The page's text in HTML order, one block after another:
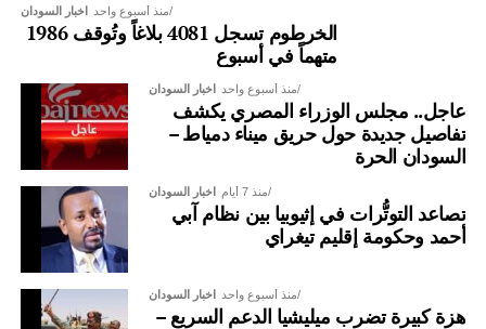
سفير السودان في تركيا في لقاء بحثي بمنصة دراسات الأمن
والسلام
اخبار السودان منذ أسبوع واحد
الخرطوم تسجل 4081 بلاغاً وتُوقف 1986
متهماً في أسبوع
اخبار السودان منذ أسبوع واحد
عاجل.. مجلس الوزراء المصري يكشف
تفاصيل جديدة حول حريق ميناء دمياط –
السودان الحرة
اخبار السودان منذ 7 أيام
تصاعد التوتُّرات في إثيوبيا بين نظام آبي
أحمد وحكومة إقليم تيغراي
اخبار السودان منذ أسبوع واحد
هزة كبيرة تضرب ميليشيا الدعم السريع –